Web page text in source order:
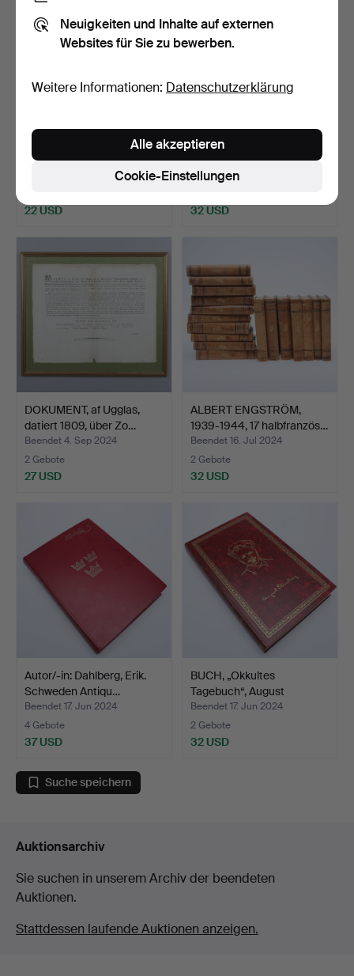
HOOTENANNY-SÄNGER.
Beendet 21. Okt 2024
22 USD
AUTOGRAMMBLOCK „20
UNTERSCHRIFTEN“.
Beendet 7. Sep 2024
32 USD
DOKUMENT, af Ugglas,
datiert 1809, über Zo…
Beendet 4. Sep 2024
2 Gebote
27 USD
ALBERT ENGSTRÖM,
1939-1944, 17 halbfranzös…
Beendet 16. Jul 2024
2 Gebote
32 USD
Autor/-in: Dahlberg, Erik.
Schweden Antiqu…
Beendet 17. Jun 2024
4 Gebote
37 USD
BUCH, „Okkultes
Tagebuch“, August
Strindbe…
Beendet 17. Jun 2024
2 Gebote
32 USD
Suche speichern
Auktionsarchiv
Sie suchen in unserem Archiv der beendeten
Auktionen.
Stattdessen laufende Auktionen anzeigen.
Neuigkeiten und Inhalte auf externen
Websites für Sie zu bewerben.
Weitere Informationen: Datenschutzerklärung
Cookie-Einstellungen
Alle akzeptieren